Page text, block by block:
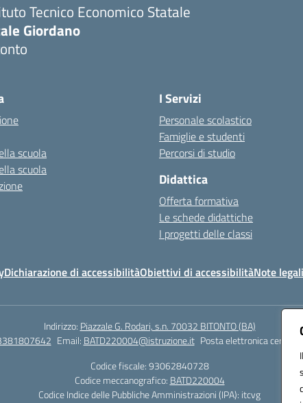
Tecnico Economico Statale
Giordano
scuola
scuola
I Servizi
Personale scolastico
Famiglie e studenti
Percorsi di studio
Didattica
Offerta formativa
Le schede didattiche
I progetti delle classi
Dichiarazione di accessibilitàObiettivi di accessibilitàNote legali
Indirizzo: Piazzale G. Rodari, s.n. 70032 BITONTO (BA)
Email: BATD220004@istruzione.it Posta elettronica
Codice fiscale: 93062840728
Codice meccanografico: BATD220004
Codice Indice delle Pubbliche Amministrazioni (IPA): itcvg